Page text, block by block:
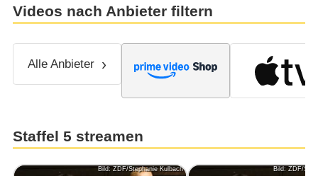
Videos nach Anbieter filtern
Alle Anbieter
Staffel 5 streamen
Bild: ZDF/Stephanie Kulbach Bild: ZDF/